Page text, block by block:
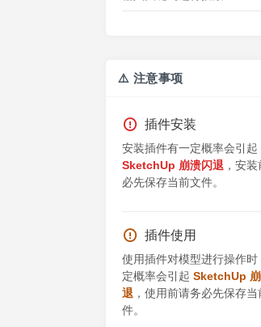
⚠️ 注意事项
插件安装
安装插件有一定概率会引起
SketchUp 崩溃闪退 ，安
必先保存当前文件。
插件使用
使用插件对模型进行操作时
定概率会引起 SketchUp
退 ，使用前请务必先保存当
件。